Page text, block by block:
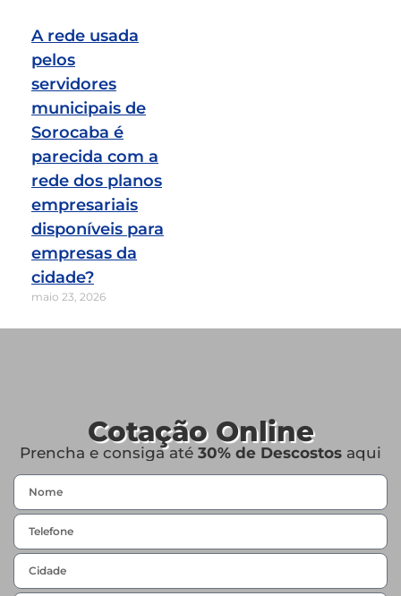
A rede usada
pelos
servidores
municipais de
Sorocaba é
parecida com a
rede dos planos
empresariais
disponíveis para
empresas da
cidade?
maio 23, 2026
Cotação Online
Prencha e consiga até 30% de Descostos aqui